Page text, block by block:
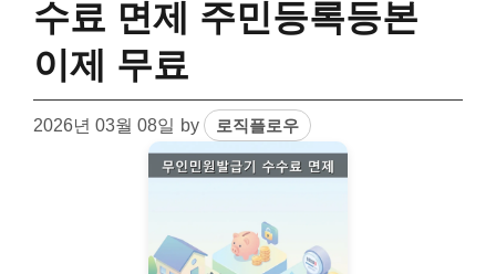
수료 면제 주민등록등본
이제 무료
2026년 03월 08일 by 로직플로우